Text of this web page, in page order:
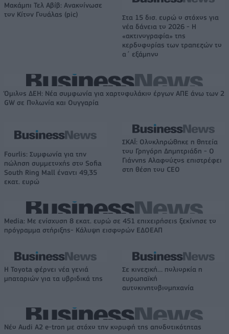
Μακάμπι Τελ Αβίβ: Ανακοίνωσε
τον Κίτον Γουάλας (pic)
Στα 15 δισ. ευρώ ο στόχος για
νέα δάνεια το 2026 - Η
«ακτινογραφία» της
κερδοφορίας των τραπεζών το
α΄ εξάμηνο
Όμιλος ΔΕΗ: Νέα συμφωνία για χαρτοφυλάκιο έργων ΑΠΕ άνω των 2
GW σε Πολωνία και Ουγγαρία
Fourlis: Συμφωνία για την
πώληση συμμετοχής στο Sofia
South Ring Mall έναντι 49,35
εκατ. ευρώ
ΣΚΑΪ: Ολοκληρώθηκε η θητεία
του Γρηγόρη Δημητριάδη - Ο
Γιάννης Αλαφούζος επιστρέφει
στη θέση του CEO
Media: Με ενίσχυση 8 εκατ. ευρώ σε 451 επιχειρήσεις ξεκίνησε το
πρόγραμμα στήριξης- Κάλυψη εισφορών ΕΔΟΕΑΠ
Η Toyota φέρνει νέα γενιά
μπαταριών για τα υβριδικά της
Σε κινεζική… πολιορκία η
ευρωπαϊκή
αυτοκινητοβιομηχανία
Νέο Audi A2 e-tron με στόχο την κορυφή της αποδοτικότητας